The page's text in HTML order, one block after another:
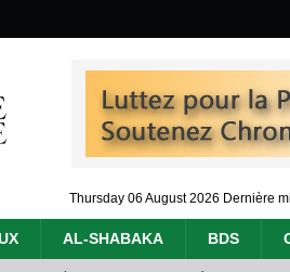
Thursday 06 August 2026 Dernière
AL-SHABAKA BDS